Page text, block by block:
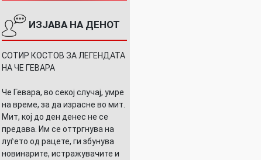
ИЗЈАВА НА ДЕНОТ
СОТИР КОСТОВ ЗА ЛЕГЕНДАТА
НА ЧЕ ГЕВАРА
Че Гевара, во секој случај, умре
на време, за да израсне во мит.
Мит, кој до ден денес не се
предава. Им се оттргнува на
луѓето од рацете, ги збунува
новинарите, истражувачите и